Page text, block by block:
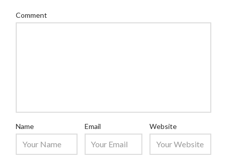
Comment
Name Email Website